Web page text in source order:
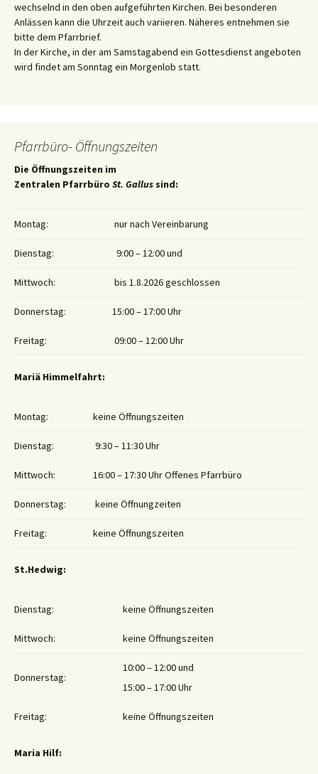
wechselnd in den oben aufgeführten Kirchen. Bei besonderen
Anlässen kann die Uhrzeit auch variieren. Näheres entnehmen sie
bitte dem Pfarrbrief.
In der Kirche, in der am Samstagabend ein Gottesdienst angeboten
wird findet am Sonntag ein Morgenlob statt.
Pfarrbüro- Öffnungszeiten
Die Öffnungszeiten im
Zentralen Pfarrbüro St. Gallus sind:
Montag: nur nach Vereinbarung
Dienstag: 9:00 – 12:00 und
Mittwoch: bis 1.8.2026 geschlossen
Donnerstag: 15:00 – 17:00 Uhr
Freitag: 09:00 – 12:00 Uhr
Mariä Himmelfahrt:
Montag: keine Öffnungszeiten
Dienstag: 9:30 – 11:30 Uhr
Mittwoch: 16:00 – 17:30 Uhr Offenes Pfarrbüro
Donnerstag: keine Öffnungzeiten
Freitag: keine Öffnungszeiten
St.Hedwig:
Dienstag: keine Öffnungszeiten
Mittwoch: keine Öffnungszeiten
Donnerstag:
10:00 – 12:00 und
15:00 – 17:00 Uhr
Freitag: keine Öffnungszeiten
Maria Hilf: